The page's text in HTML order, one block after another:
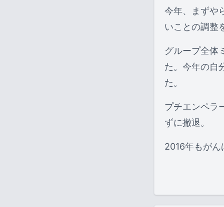
今年、まずや
いことの調整
グループ全体
た。今年の自
た。
プチエンペラ
ずに撤退。
2016年もが